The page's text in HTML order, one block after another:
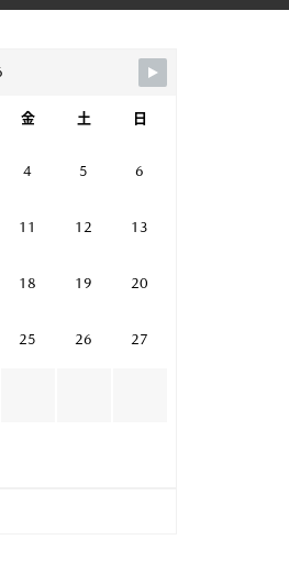
金 土 日
4 5 6
11 12 13
18 19 20
25 26 27